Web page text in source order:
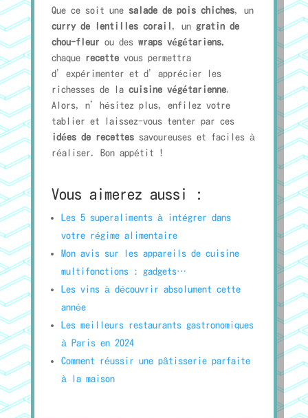
Que ce soit une salade de pois chiches, un
curry de lentilles corail , un gratin de
chou-fleur ou des wraps végétariens,
chaque recettevous permettra
d’expérimenter et d’apprécier les
richesses de la cuisine végétarienne.
Alors, n’hésitez plus, enfilez votre
tablier et laissez-vous tenter par ces
idées de recettessavoureuses et faciles à
réaliser. Bon appétit !
Vous aimerez aussi :
Les 5 superaliments à intégrer dans
votre régime alimentaire
Mon avis sur les appareils de cuisine
multifonctions : gadgets…
Les vins à découvrir absolument cette
année
Les meilleurs restaurants gastronomiques
à Paris en 2024
Comment réussir une pâtisserie parfaite
à la maison